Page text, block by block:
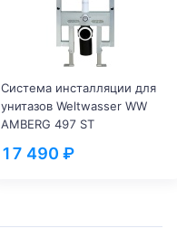
Система инсталляции для
унитазов Weltwasser WW
AMBERG 497 ST
17 490 ₽